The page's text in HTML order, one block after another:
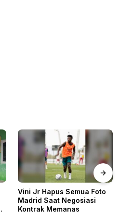
Vini Jr Hapus Semua Foto
Madrid Saat Negosiasi
Kontrak Memanas